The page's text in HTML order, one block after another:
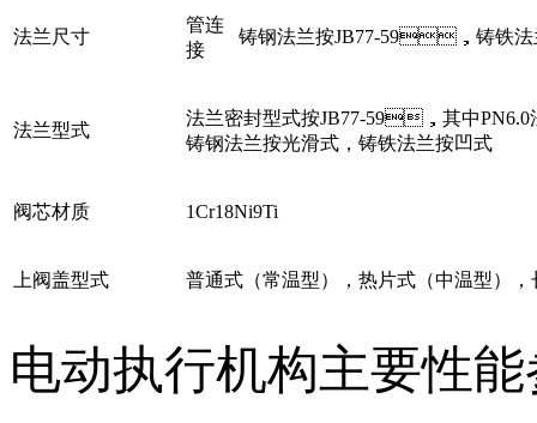
法兰尺寸
管连
接
铸钢法兰按JB77-59，铸铁法
法兰型式
法兰密封型式按JB77-59，其中PN6.0
铸钢法兰按光滑式，铸铁法兰按凹式
阀芯材质 1Cr18Ni9Ti
上阀盖型式 普通式（常温型），热片式（中温型）
电动执行机构主要性